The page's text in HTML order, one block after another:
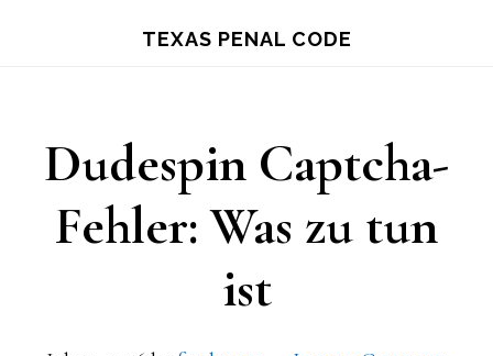
content
TEXAS PENAL CODE
Dudespin Captcha-
Fehler: Was zu tun
ist